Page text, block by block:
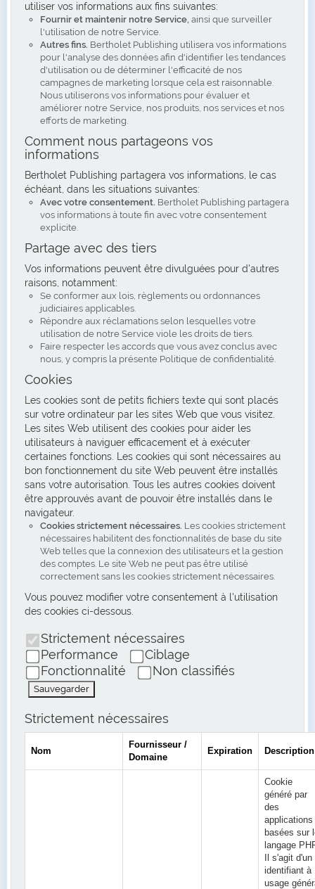
utiliser vos informations aux fins suivantes:
Fournir et maintenir notre Service, ainsi que surveiller
l'utilisation de notre Service.
Autres fins. Bertholet Publishing utilisera vos informations
pour l'analyse des données afin d'identifier les tendances
d'utilisation ou de déterminer l'efficacité de nos
campagnes de marketing lorsque cela est raisonnable.
Nous utiliserons vos informations pour évaluer et
améliorer notre Service, nos produits, nos services et nos
efforts de marketing.
Comment nous partageons vos
informations
Bertholet Publishing partagera vos informations, le cas
échéant, dans les situations suivantes:
Avec votre consentement. Bertholet Publishing partagera
vos informations à toute fin avec votre consentement
explicite.
Partage avec des tiers
Vos informations peuvent être divulguées pour d'autres
raisons, notamment:
Se conformer aux lois, règlements ou ordonnances
judiciaires applicables.
Répondre aux réclamations selon lesquelles votre
utilisation de notre Service viole les droits de tiers.
Faire respecter les accords que vous avez conclus avec
nous, y compris la présente Politique de confidentialité.
Cookies
Les cookies sont de petits fichiers texte qui sont placés
sur votre ordinateur par les sites Web que vous visitez.
Les sites Web utilisent des cookies pour aider les
utilisateurs à naviguer efficacement et à exécuter
certaines fonctions. Les cookies qui sont nécessaires au
bon fonctionnement du site Web peuvent être installés
sans votre autorisation. Tous les autres cookies doivent
être approuvés avant de pouvoir être installés dans le
navigateur.
Cookies strictement nécessaires. Les cookies strictement
nécessaires habilitent des fonctionnalités de base du site
Web telles que la connexion des utilisateurs et la gestion
des comptes. Le site Web ne peut pas être utilisé
correctement sans les cookies strictement nécessaires.
Vous pouvez modifier votre consentement à l'utilisation
des cookies ci-dessous.
Strictement nécessaires
Performance
Ciblage
Fonctionnalité
Non classifiés
Sauvegarder
Strictement nécessaires
Nom
Fournisseur /
Domaine
Expiration Description
Cookie
généré par
des
applications
basées sur
langage
Il s'agit d'un
identifiant à
usage